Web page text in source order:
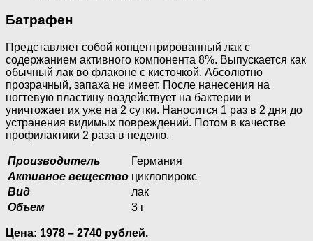
Батрафен
Представляет собой концентрированный лак с
содержанием активного компонента 8%. Выпускается как
обычный лак во флаконе с кисточкой. Абсолютно
прозрачный, запаха не имеет. После нанесения на
ногтевую пластину воздействует на бактерии и
уничтожает их уже на 2 сутки. Наносится 1 раз в 2 дня до
устранения видимых повреждений. Потом в качестве
профилактики 2 раза в неделю.
Производитель
Германия
Активное вещество циклопирокс
Вид
лак
Объем
3 г
Цена: 1978 – 2740 рублей.